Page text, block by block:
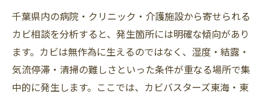
千葉県内の病院・クリニック・介護施設から寄せられる
カビ相談を分析すると、発生箇所には明確な傾向があり
ます。カビは無作為に生えるのではなく、湿度・結露・
気流停滞・清掃の難しさといった条件が重なる場所で集
中的に発生します。ここでは、カビバスターズ東海・東